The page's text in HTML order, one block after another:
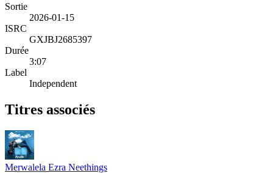
Sortie
2026-01-15
ISRC
GXJBJ2685397
Durée
3:07
Label
Independent
Titres associés
Merwalela Ezra Neethings